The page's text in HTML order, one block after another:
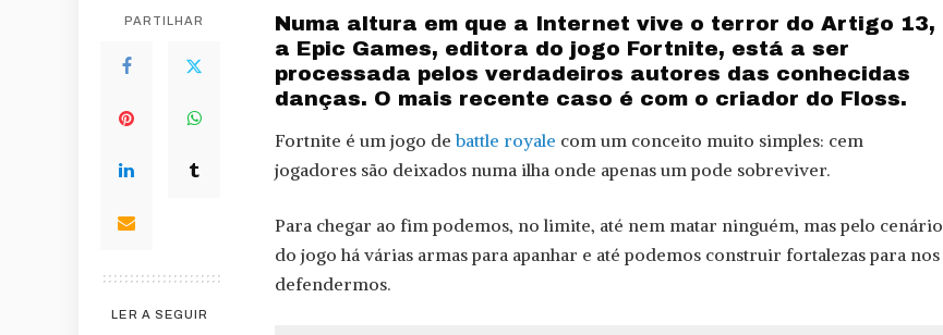
PARTILHAR
LER A SEGUIR
Numa altura em que a Internet vive o terror do Artigo 13,
a Epic Games, editora do jogo Fortnite, está a ser
processada pelos verdadeiros autores das conhecidas
danças. O mais recente caso é com o criador do Floss.
Fortnite é um jogo debattle royale com um conceito muito simples: cem
jogadores são deixados numa ilha onde apenas um pode sobreviver.
Para chegar ao fim podemos, no limite, até nem matar ninguém, mas pelo cenário
do jogo há várias armas para apanhar e até podemos construir fortalezas para nos
defendermos.